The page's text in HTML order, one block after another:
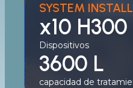
SYSTEM
x10 H300
Dispositivos
3600 L
capacidad de